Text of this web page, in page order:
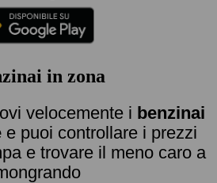
in zona
velocemente i benzinai
e puoi controllare i prezzi
e trovare il meno caro a